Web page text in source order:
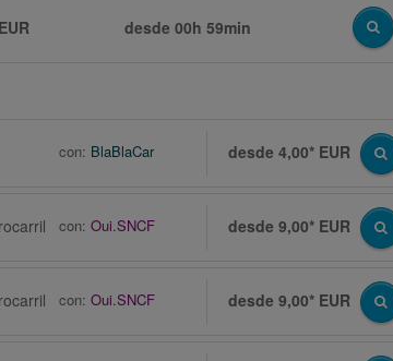
desde00h 59min
con: BlaBlaCar desde 4,00* EUR
con: Oui.SNCF desde 9,00* EUR
con: Oui.SNCF desde 9,00* EUR